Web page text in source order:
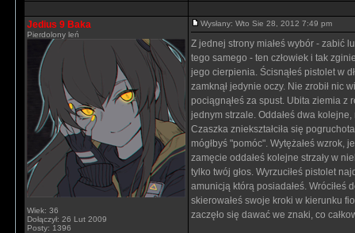
Jedius 9 Baka
Pierdolony leń
Wiek: 36
Dołączył: 26 Lut 2009
Posty: 1396
Wysłany: Wto Sie 28, 2012 7:49 pm
Z jednej strony miałeś wybór - zabić
tego samego - ten człowiek i tak
jego cierpienia. Ścisnąłeś pistolet w
zamknął jedynie oczy. Nie zrobił nic
pociągnąłeś za spust. Ubita ziemia z
jednym strzale. Oddałeś dwa
Czaszka zniekształciła się
mógłbyś "pomóc". Wytężałeś
zamęcie oddałeś kolejne strzały w
tylko twój głos. Wyrzuciłeś pistolet
amunicją którą posiadałeś. Wróciłeś
skierowałeś swoje kroki w kierunku
zaczęło się dawać we znaki, co